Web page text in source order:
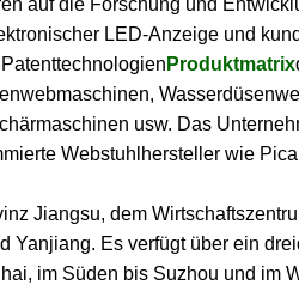
LED-Anzeige und
Produktmatrix
usw. Das
Webstuhlhersteller wie
Jiangsu, dem
Yanjiang. Es verfügt über ein
im Süden bis Suzhou und im